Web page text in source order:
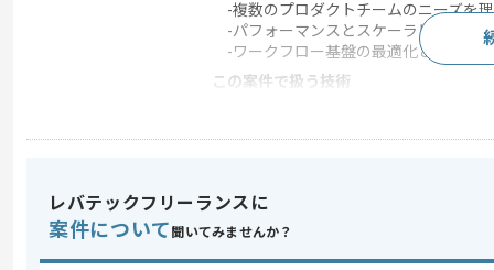
-複数のプロダクトチームのニーズを
-パフォーマンスとスケーラビリティ
-ワークフロー基盤の最適化と拡張
この案件で扱う技術
開発ツール
レバテックフリーランスに
案件について 聞いてみませんか？